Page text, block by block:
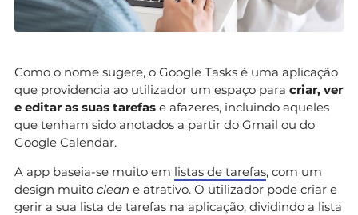
Como o nome sugere, o Google Tasks é uma aplicação
que providencia ao utilizador um espaço para criar, ver
e editar as suas tarefas e afazeres, incluindo aqueles
que tenham sido anotados a partir do Gmail ou do
Google Calendar.
A app baseia-se muito em listas de tarefas, com um
design muito clean e atrativo. O utilizador pode criar e
gerir a sua lista de tarefas na aplicação, dividindo a lista